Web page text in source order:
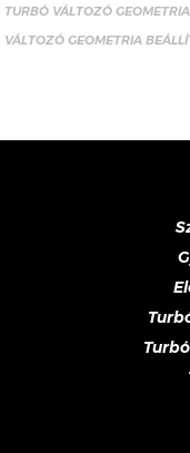
TURBÓ VÁLTOZÓ GEOMETRIA
VÁLTOZÓ GEOMETRIA